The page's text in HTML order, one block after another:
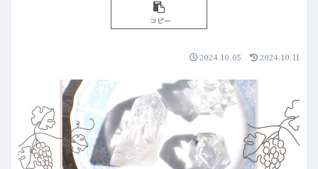
コピー
2024.10.05 2024.10.11